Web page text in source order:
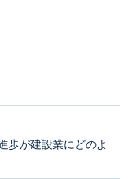
歩が建設業にどのよ